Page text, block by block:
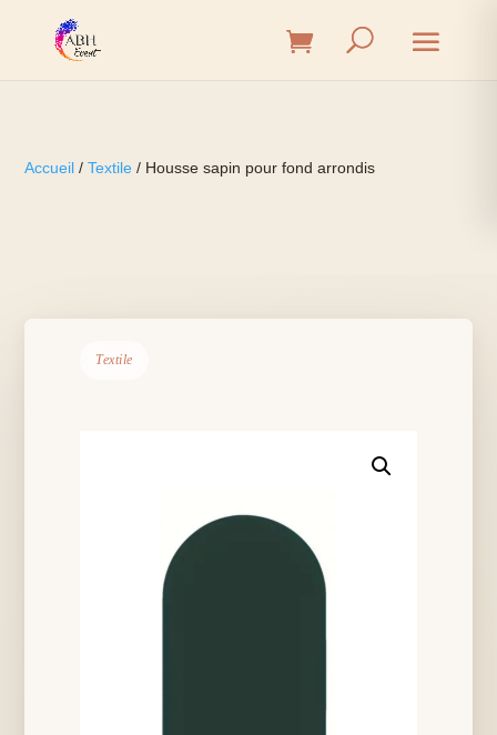
Accueil /Textile / Housse sapin pour fond arrondis
Textile